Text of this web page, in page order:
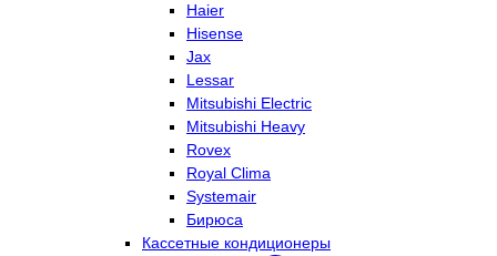
Haier
Hisense
Jax
Lessar
Mitsubishi Electric
Mitsubishi Heavy
Rovex
Royal Clima
Systemair
Бирюса
Кассетные кондиционеры